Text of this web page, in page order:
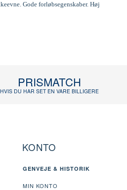
Gode forløbsegenskaber. Høj
PRISMATCH
HVIS DU HAR SET EN VARE BILLIGERE
KONTO
GENVEJE & HISTORIK
MIN KONTO